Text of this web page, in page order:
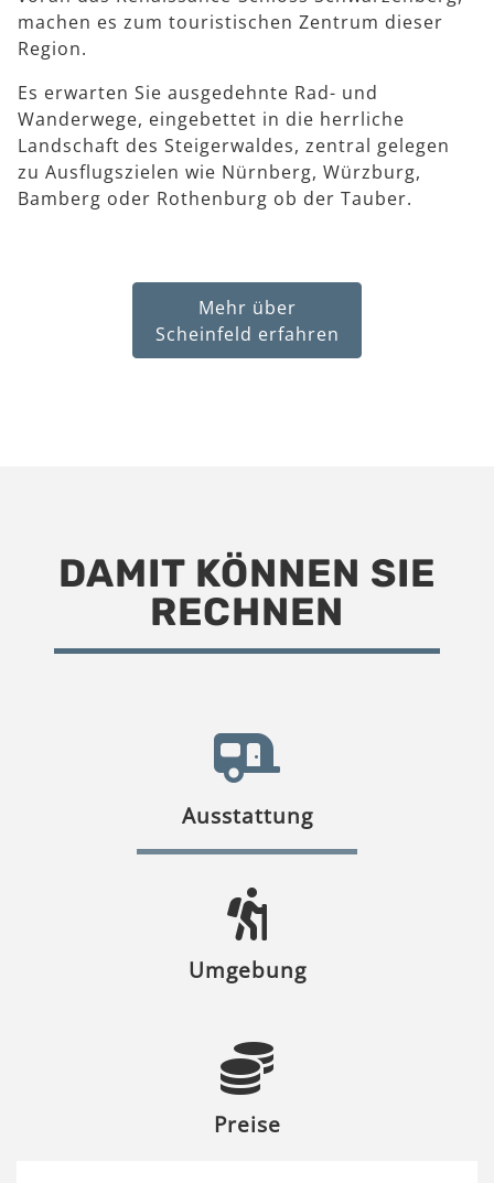
machen es zum touristischen Zentrum dieser
Region.
Es erwarten Sie ausgedehnte Rad- und
Wanderwege, eingebettet in die herrliche
Landschaft des Steigerwaldes, zentral gelegen
zu Ausflugszielen wie Nürnberg, Würzburg,
Bamberg oder Rothenburg ob der Tauber.
Mehr über
Scheinfeld erfahren
DAMIT KÖNNEN SIE
RECHNEN
Ausstattung
Umgebung
Preise